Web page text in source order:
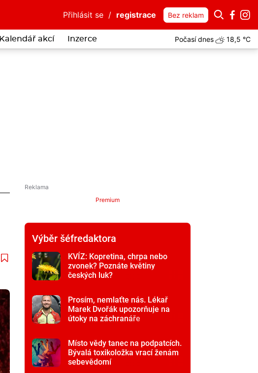
Přihlásit se / registrace Bez reklam
Kalendář akcí Inzerce Počasí dnes 18,5 °C
Premium
Výběr šéfredaktora
KVÍZ: Kopretina, chrpa nebo
zvonek? Poznáte květiny
českých luk?
Prosím, nemlaťte nás. Lékař
Marek Dvořák upozorňuje na
útoky na záchranáře
Místo vědy tanec na podpatcích.
Bývalá toxikoložka vrací ženám
sebevědomí